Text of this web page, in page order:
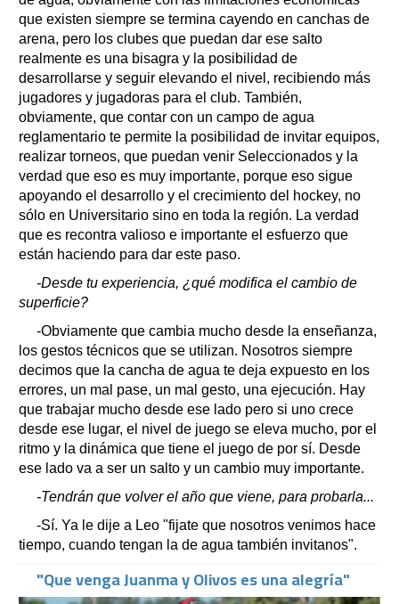
que existen siempre se termina cayendo en canchas de
arena, pero los clubes que puedan dar ese salto
realmente es una bisagra y la posibilidad de
desarrollarse y seguir elevando el nivel, recibiendo más
jugadores y jugadoras para el club. También,
obviamente, que contar con un campo de agua
reglamentario te permite la posibilidad de invitar equipos,
realizar torneos, que puedan venir Seleccionados y la
verdad que eso es muy importante, porque eso sigue
apoyando el desarrollo y el crecimiento del hockey, no
sólo en Universitario sino en toda la región. La verdad
que es recontra valioso e importante el esfuerzo que
están haciendo para dar este paso.
-Desde tu experiencia, ¿qué modifica el cambio de
superficie?
-Obviamente que cambia mucho desde la enseñanza,
los gestos técnicos que se utilizan. Nosotros siempre
decimos que la cancha de agua te deja expuesto en los
errores, un mal pase, un mal gesto, una ejecución. Hay
que trabajar mucho desde ese lado pero si uno crece
desde ese lugar, el nivel de juego se eleva mucho, por el
ritmo y la dinámica que tiene el juego de por sí. Desde
ese lado va a ser un salto y un cambio muy importante.
-Tendrán que volver el año que viene, para probarla...
-Sí. Ya le dije a Leo "fijate que nosotros venimos hace
tiempo, cuando tengan la de agua también invitanos".
"Que venga Juanma y Olivos es una alegría"